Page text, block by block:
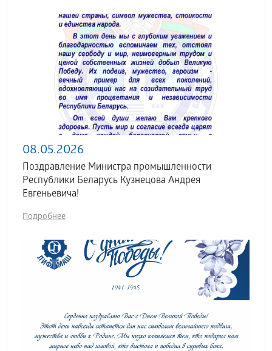
08.05.2026
Поздравление Министра промышленности
Республики Беларусь Кузнецова Андрея
Евгеньевича!
Подробнее